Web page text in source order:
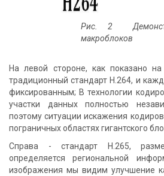
Рис. 2
макроблоков
На левой стороне, как показано на
традиционный стандарт H.264, и
фиксированным; В технологии
участки данных полностью
поэтому ситуации искажения
пограничных областях гигантского
Справа - стандарт H.265,
определяется региональной
изображения мы видим улучшение